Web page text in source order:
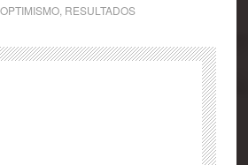
OPTIMISMO, RESULTADOS